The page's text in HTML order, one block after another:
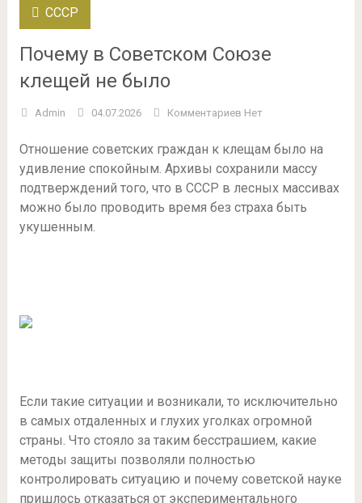
СССР
Почему в Советском Союзе
клещей не было
Admin 04.07.2026 Комментариев Нет
Отношение советских граждан к клещам было на
удивление спокойным. Архивы сохранили массу
подтверждений того, что в СССР в лесных массивах
можно было проводить время без страха быть
укушенным.
Если такие ситуации и возникали, то исключительно
в самых отдаленных и глухих уголках огромной
страны. Что стояло за таким бесстрашием, какие
методы защиты позволяли полностью
контролировать ситуацию и почему советской науке
пришлось отказаться от экспериментального